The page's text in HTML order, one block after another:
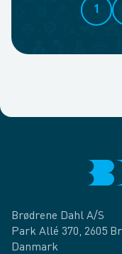
1
Brødrene Dahl A/S
Park Allé 370, 2605
Danmark